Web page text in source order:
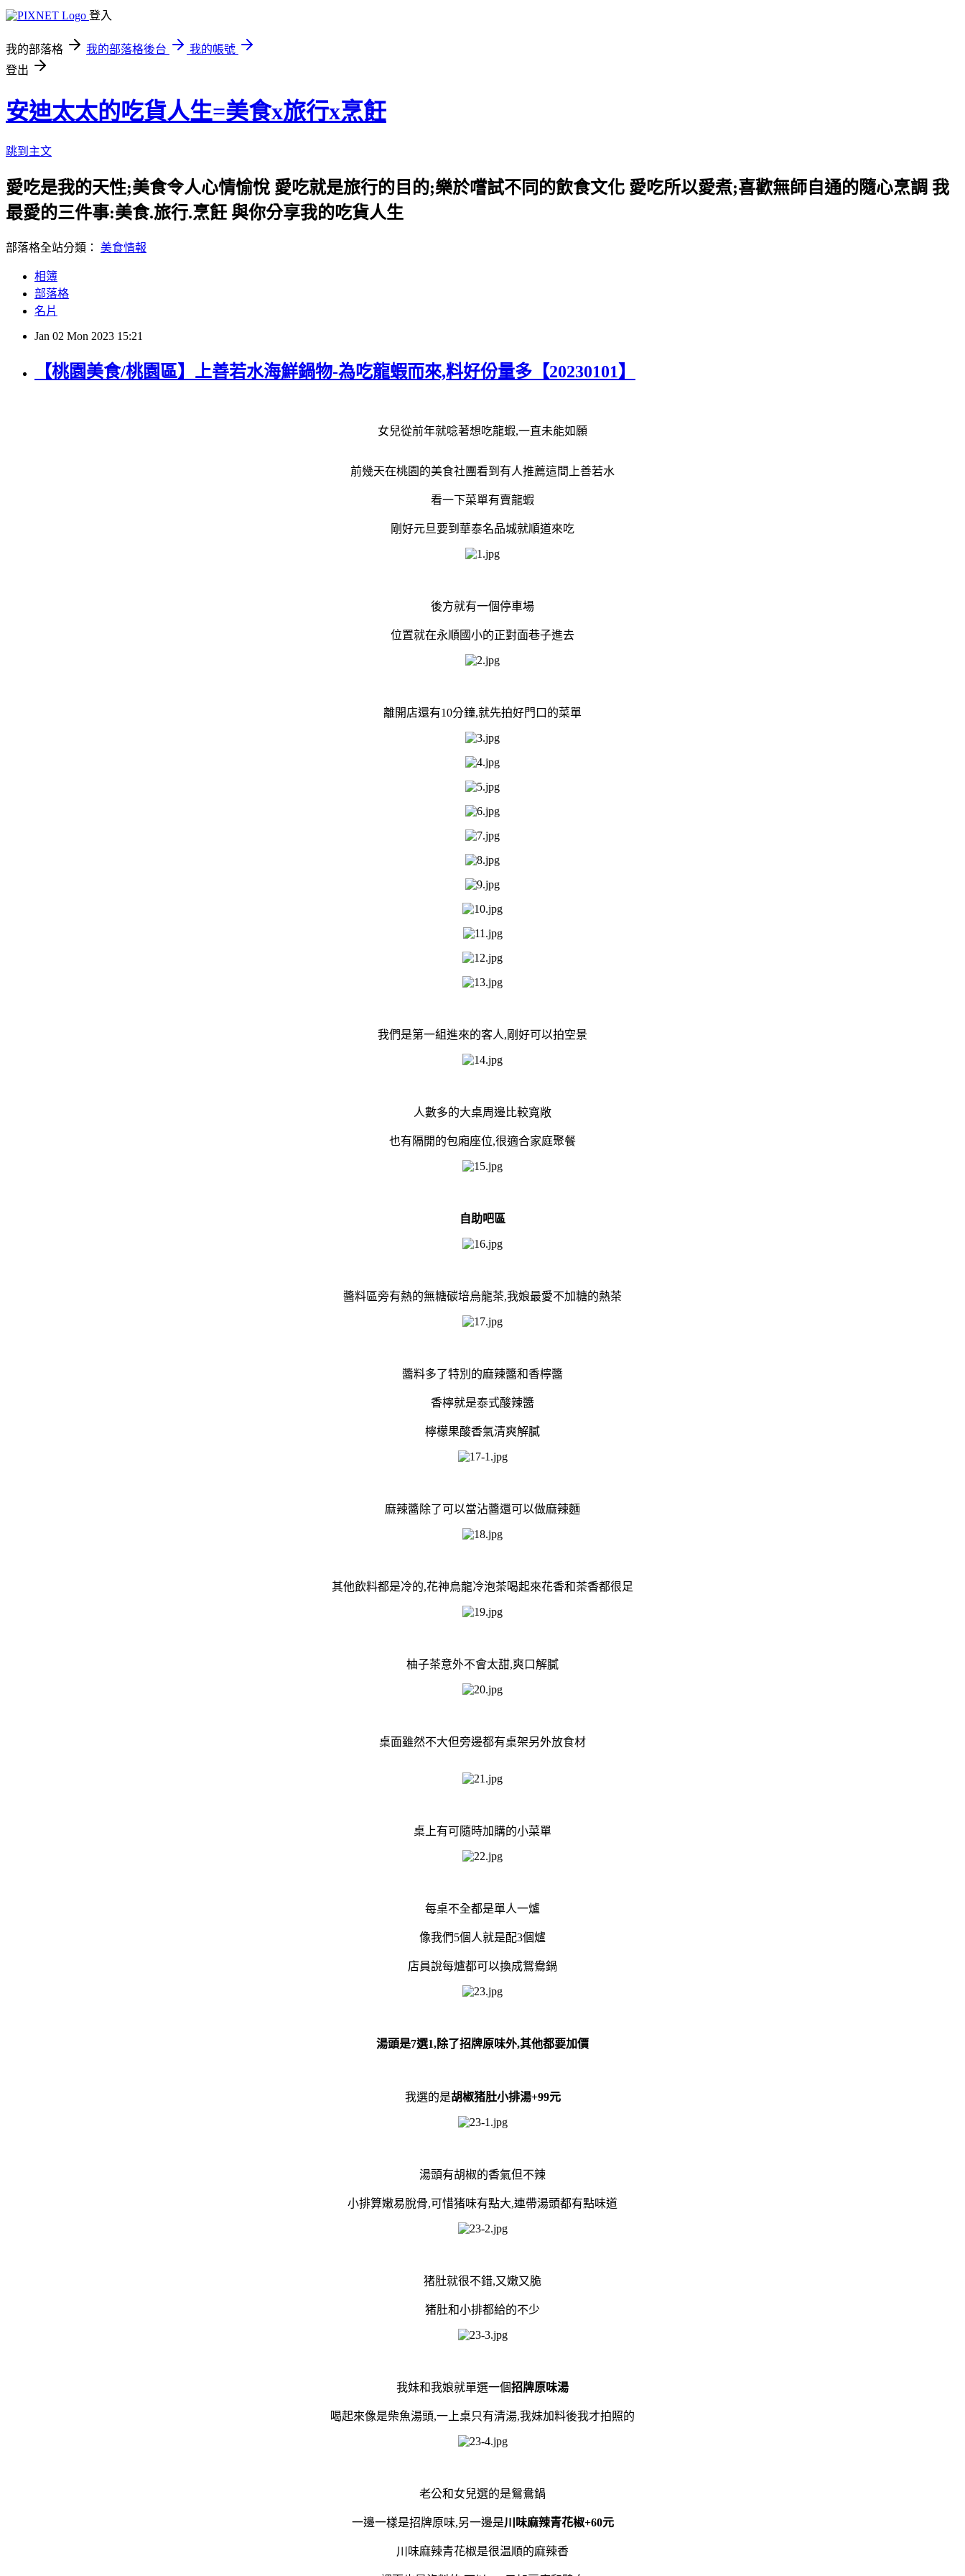
登入
我的部落格 我的部落格後台
我的帳號
登出
安迪太太的吃貨人生=美食x旅行x烹飪
跳到主文
愛吃是我的天性;美食令人心情愉悅 愛吃就是旅行的目的;樂於嚐試不同的飲食文化 愛吃所以愛煮;喜歡無師自通的隨心烹調 我
最愛的三件事:美食.旅行.烹飪 與你分享我的吃貨人生
部落格全站分類： 美食情報
相簿
部落格
名片
Jan 02 Mon 2023 15:21
【桃園美食/桃園區】上善若水海鮮鍋物-為吃龍蝦而來,料好份量多【20230101】
女兒從前年就唸著想吃龍蝦,一直未能如願
前幾天在桃園的美食社團看到有人推薦這間上善若水
看一下菜單有賣龍蝦
剛好元旦要到華泰名品城就順道來吃
後方就有一個停車場
位置就在永順國小的正對面巷子進去
離開店還有10分鐘,就先拍好門口的菜單
我們是第一組進來的客人,剛好可以拍空景
人數多的大桌周邊比較寬敞
也有隔開的包廂座位,很適合家庭聚餐
自助吧區
醬料區旁有熱的無糖碳培烏龍茶,我娘最愛不加糖的熱茶
醬料多了特別的麻辣醬和香檸醬
香檸就是泰式酸辣醬
檸檬果酸香氣清爽解膩
麻辣醬除了可以當沾醬還可以做麻辣麵
其他飲料都是冷的,花神烏龍冷泡茶喝起來花香和茶香都很足
柚子茶意外不會太甜,爽口解膩
桌面雖然不大但旁邊都有桌架另外放食材
桌上有可隨時加購的小菜單
每桌不全都是單人一爐
像我們5個人就是配3個爐
店員說每爐都可以換成鴛鴦鍋
湯頭是7選1,除了招牌原味外,其他都要加價
我選的是胡椒猪肚小排湯+99元
湯頭有胡椒的香氣但不辣
小排算嫩易脫骨,可惜猪味有點大,連帶湯頭都有點味道
猪肚就很不錯,又嫩又脆
猪肚和小排都給的不少
我妹和我娘就單選一個招牌原味湯
喝起來像是柴魚湯頭,一上桌只有清湯,我妹加料後我才拍照的
老公和女兒選的是鴛鴦鍋
一邊一樣是招牌原味,另一邊是川味麻辣青花椒+60元
川味麻辣青花椒是很温順的麻辣香